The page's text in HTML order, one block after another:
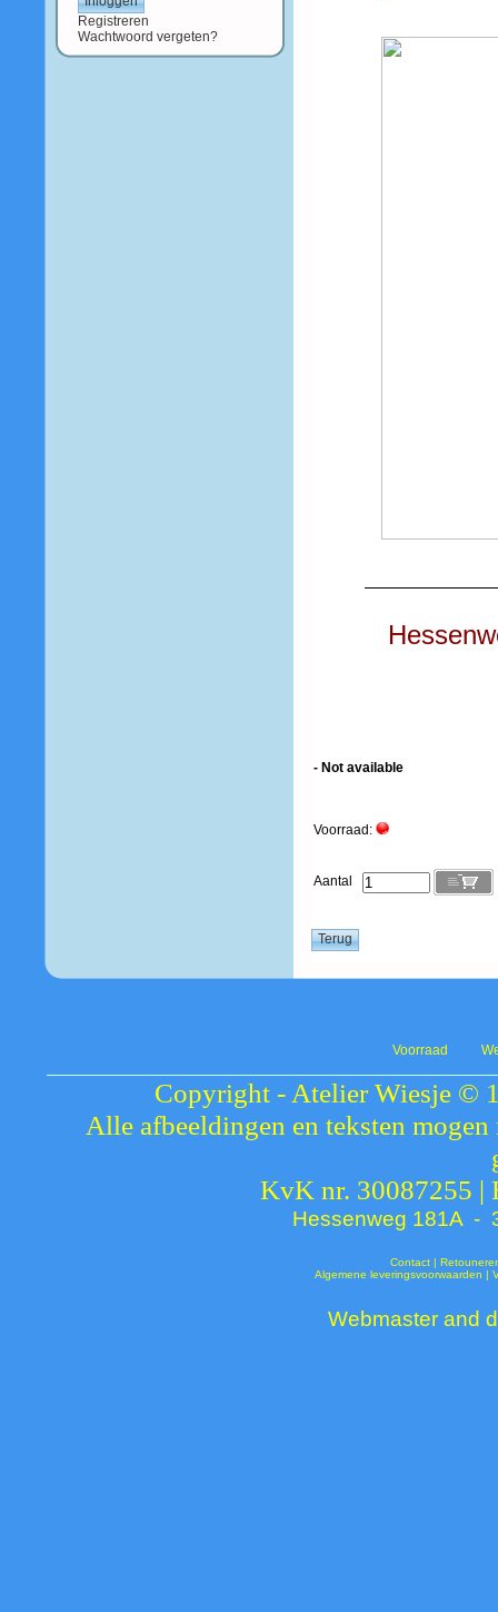
Registreren
Wachtwoord vergeten?
- Not available
Voorraad:
Aantal
Voorraad
Copyright - Atelier Wiesje ©
Alle afbeeldingen en teksten
KvK nr. 30087255 |
Hessenweg 181A -
Contact|
Algemene leveringsvoorwaarden |
Webmaster and